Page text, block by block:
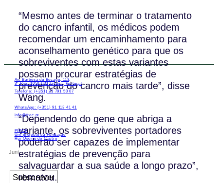
“Mesmo antes de terminar o tratamento
do cancro infantil, os médicos podem
recomendar um encaminhamento para
aconselhamento genético para que os
sobreviventes com estas variantes
possam procurar estratégias de
prevenção do cancro mais tarde”, disse
Wang.
“Dependendo do gene que abriga a
variante, os sobreviventes portadores
poderão ser capazes de implementar
estratégias de prevenção para
salvaguardar a sua saúde a longo prazo”,
rematou.
Av. Barbosa du Bocage, 113,
3º Piso 1050-031 Lisboa, Portugal
Telefone: (+351) 21 791 50 07
WhatsApp: (+351) 91 113 41 41
info@froc.pt
PIPOP
Um projecto da Fundação
Rui Osório de Castro
Subscrever